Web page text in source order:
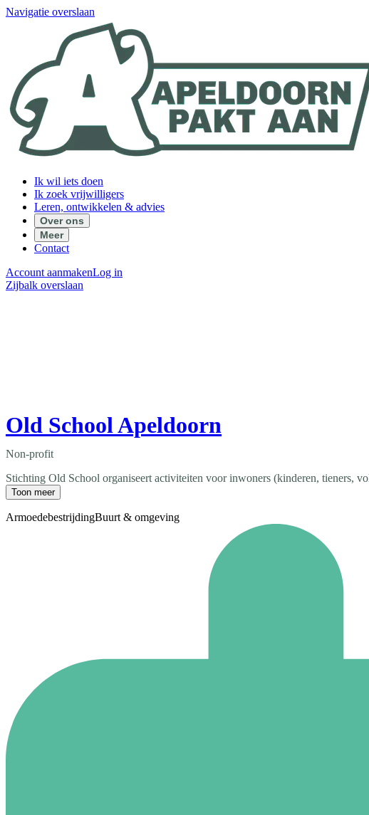
Navigatie overslaan
Ik wil iets doen
Ik zoek vrijwilligers
Leren, ontwikkelen & advies
Over ons
Meer
Contact
Account aanmakenLog in
Zijbalk overslaan
Old School Apeldoorn
Non-profit
Stichting Old School organiseert activiteiten voor inwoners (kinderen, tieners,
Toon meer
ArmoedebestrijdingBuurt & omgeving